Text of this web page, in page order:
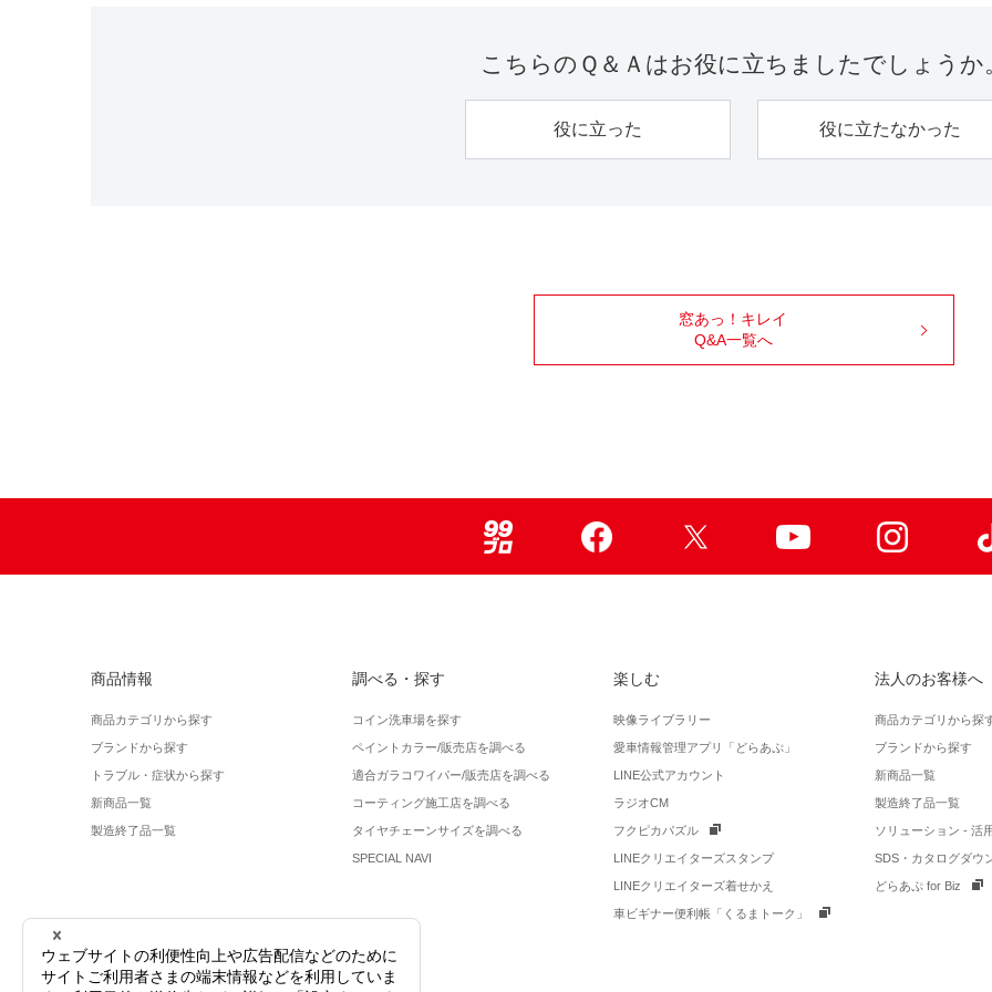
こちらのＱ＆Ａは お役に立ちましたでしょうか
役に立った 役に立たなかった
窓あっ！キレイ
Q&A一覧へ
商品情報
商品カテゴリから探す
ブランドから探す
トラブル・症状から探す
新商品一覧
製造終了品一覧
調べる・探す
コイン洗車場を探す
ペイントカラー/販売店を調べる
適合ガラコワイパー/販売店を調べる
コーティング施工店を調べる
タイヤチェーンサイズを調べる
SPECIAL NAVI
楽しむ
映像ライブラリー
愛車情報管理アプリ「どらあぷ」
LINE公式アカウント
ラジオCM
フクピカパズル
LINEクリエイターズスタンプ
LINEクリエイターズ着せかえ
車ビギナー便利帳「くるまトーク」
法人のお客様へ
商品カテゴリから探
ブランドから探す
新商品一覧
製造終了品一覧
ソリューション - 活
SDS・カタログダウ
どらあぷ for Biz